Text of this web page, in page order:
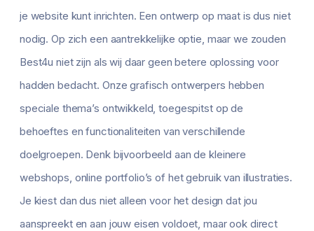
je website kunt inrichten. Een ontwerp op maat is dus niet
nodig. Op zich een aantrekkelijke optie, maar we zouden
Best4u niet zijn als wij daar geen betere oplossing voor
hadden bedacht. Onze grafisch ontwerpers hebben
speciale thema’s ontwikkeld, toegespitst op de
behoeftes en functionaliteiten van verschillende
doelgroepen. Denk bijvoorbeeld aan de kleinere
webshops, online portfolio’s of het gebruik van illustraties.
Je kiest dan dus niet alleen voor het design dat jou
aanspreekt en aan jouw eisen voldoet, maar ook direct